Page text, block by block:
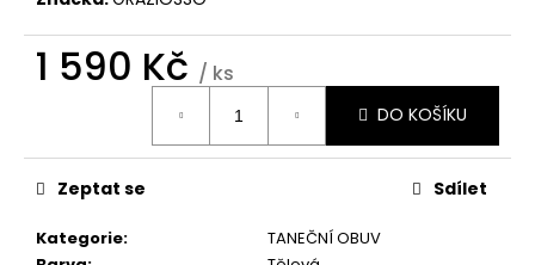
1 590 Kč / ks
DO KOŠÍKU
Kategorie:
TANEČNÍ OBUV
Zeptat se Sdílet
o
p
o
u
m